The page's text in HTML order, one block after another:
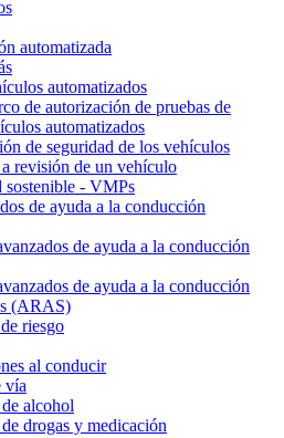
automatizada
automatizados
de autorización de pruebas de
automatizados
de seguridad de los vehículos
revisión de un vehículo
- VMPs
de ayuda a la conducción
de ayuda a la conducción
de ayuda a la conducción
(ARAS)
riesgo
al conducir
vía
alcohol
drogas y medicación